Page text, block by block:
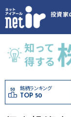
投資家
銘柄ランキング
TOP 50